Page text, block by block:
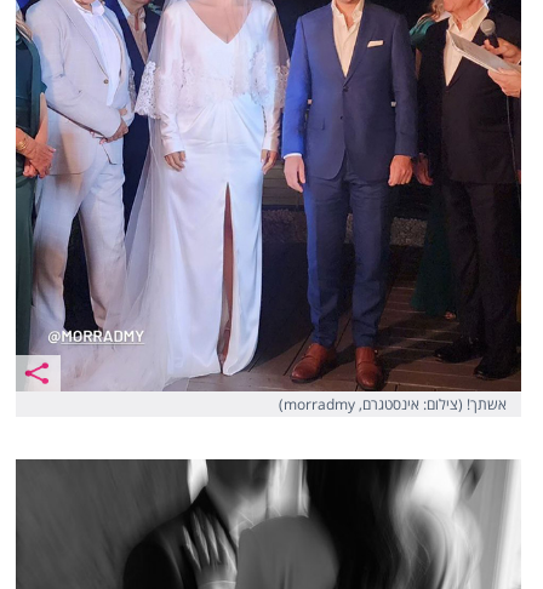
אשתך! (צילום: אינסטגרם, morradmy)